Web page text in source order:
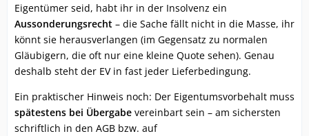
Eigentümer seid, habt ihr in der Insolvenz ein
Aussonderungsrecht – die Sache fällt nicht in die Masse, ihr
könnt sie herausverlangen (im Gegensatz zu normalen
Gläubigern, die oft nur eine kleine Quote sehen). Genau
deshalb steht der EV in fast jeder Lieferbedingung.
Ein praktischer Hinweis noch: Der Eigentumsvorbehalt muss
spätestens bei Übergabe vereinbart sein – am sichersten
schriftlich in den AGB bzw. auf